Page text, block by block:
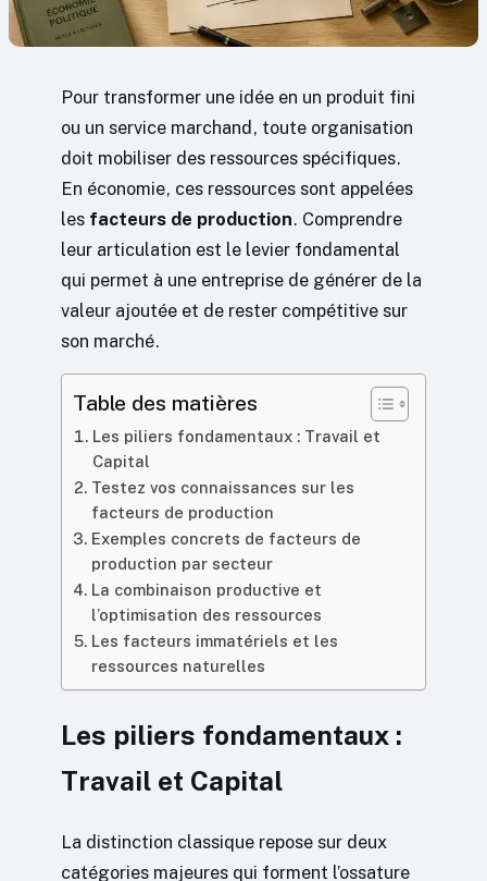
Pour transformer une idée en un produit fini
ou un service marchand, toute organisation
doit mobiliser des ressources spécifiques.
En économie, ces ressources sont appelées
les facteurs de production. Comprendre
leur articulation est le levier fondamental
qui permet à une entreprise de générer de la
valeur ajoutée et de rester compétitive sur
son marché.
Table des matières
Les piliers fondamentaux : Travail et
Capital
Testez vos connaissances sur les
facteurs de production
Exemples concrets de facteurs de
production par secteur
La combinaison productive et
l’optimisation des ressources
Les facteurs immatériels et les
ressources naturelles
Les piliers fondamentaux :
Travail et Capital
La distinction classique repose sur deux
catégories majeures qui forment l’ossature